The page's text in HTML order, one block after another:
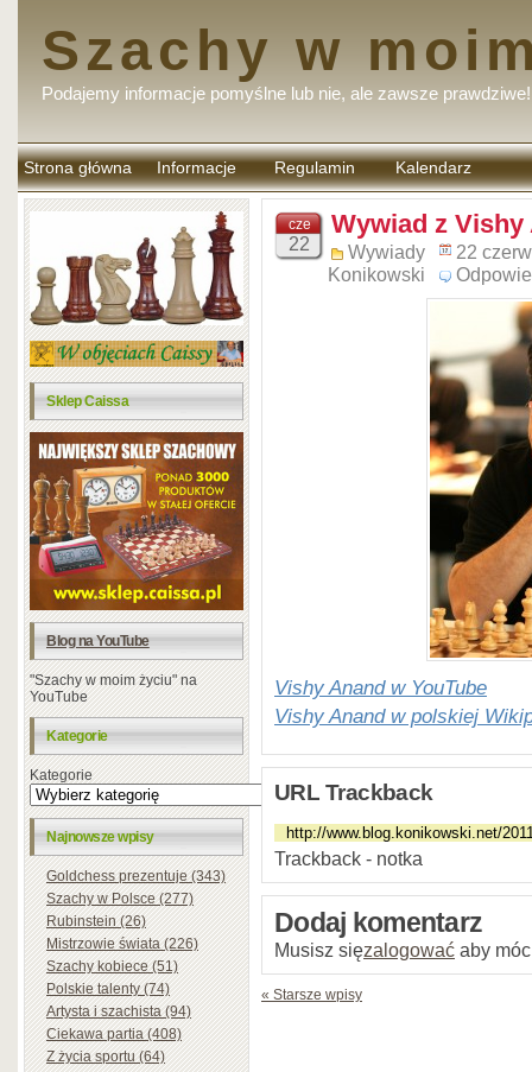
Szachy w
Podajemy informacje pomyślne lub nie, ale zawsze prawdziwe!
Strona główna Informacje Regulamin
komentarzy
Kalendarz
Sklep Caissa
Blog na YouTube
"Szachy w moim życiu" na
YouTube
Kategorie
Kategorie
Najnowsze wpisy
Goldchess prezentuje (343)
Szachy w Polsce (277)
Rubinstein (26)
Mistrzowie świata (226)
Szachy kobiece (51)
Polskie talenty (74)
Artysta i szachista (94)
Ciekawa partia (408)
Z życia sportu (64)
cze
22
Wywiad z Vishy
Wywiady
22
Konikowski
Vishy Anand w YouTube
Vishy Anand w polskiej
URL Trackback
Trackback - notka
Dodaj komentarz
Musisz sięzalogować aby
« Starsze wpisy